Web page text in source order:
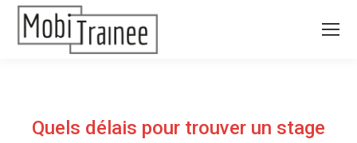
Quels délais pour trouver un stage